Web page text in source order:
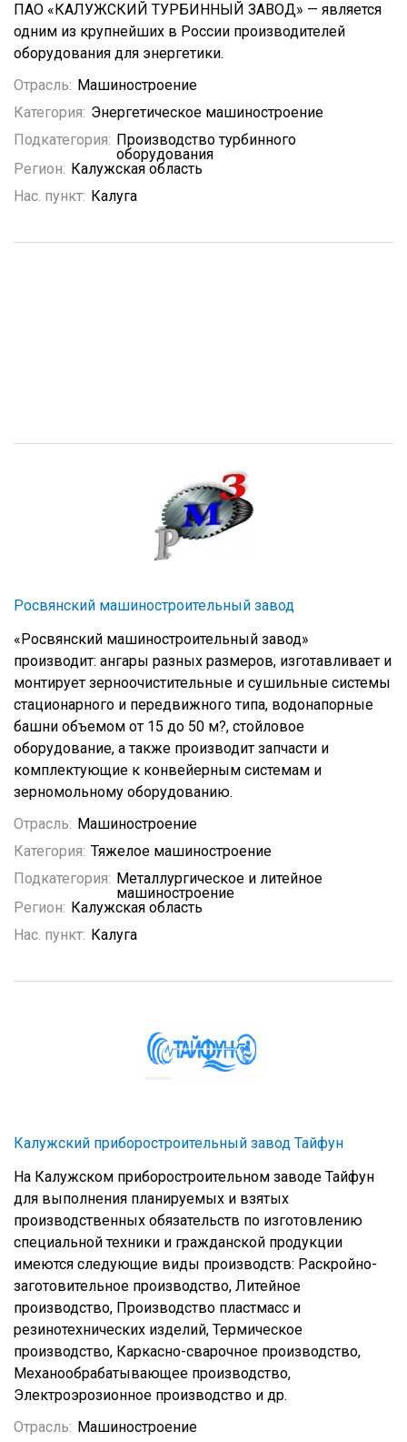
ПАО «КАЛУЖСКИЙ ТУРБИННЫЙ ЗАВОД» — является
одним из крупнейших в России производителей
оборудования для энергетики.
Отрасль: Машиностроение
Категория: Энергетическое машиностроение
Подкатегория: Производство турбинного
оборудования
Регион: Калужская область
Нас. пункт: Калуга
Росвянский машиностроительный завод
«Росвянский машиностроительный завод»
производит: ангары разных размеров, изготавливает и
монтирует зерноочистительные и сушильные системы
стационарного и передвижного типа, водонапорные
башни объемом от 15 до 50 м?, стойловое
оборудование, а также производит запчасти и
комплектующие к конвейерным системам и
зерномольному оборудованию.
Отрасль: Машиностроение
Категория: Тяжелое машиностроение
Подкатегория: Металлургическое и литейное
машиностроение
Регион: Калужская область
Нас. пункт: Калуга
Калужский приборостроительный завод Тайфун
На Калужском приборостроительном заводе Тайфун
для выполнения планируемых и взятых
производственных обязательств по изготовлению
специальной техники и гражданской продукции
имеются следующие виды производств: Раскройно-
заготовительное производство, Литейное
производство, Производство пластмасс и
резинотехнических изделий, Термическое
производство, Каркасно-сварочное производство,
Механообрабатывающее производство,
Электроэрозионное производство и др.
Отрасль: Машиностроение